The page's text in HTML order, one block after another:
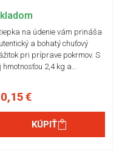
na údenie vám prináša
a bohatý chuťový
pri príprave pokrmov. S
hmotnosťou 2,4 kg a…
€
KÚPIŤ